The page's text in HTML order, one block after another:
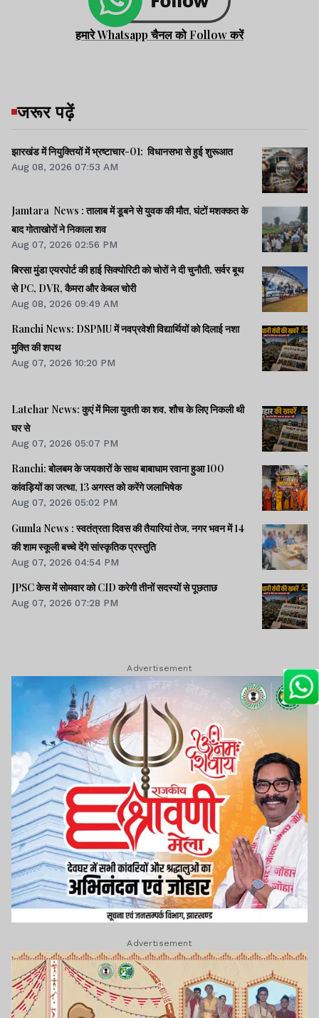
हमारे Whatsapp चैनल को Follow करें
जरूर पढ़ें
झारखंड में नियुक्तियों में भ्रष्टाचार-01: विधानसभा से हुई शुरूआत
Aug 08, 2026 07:53 AM
Jamtara News : तालाब में डूबने से युवक की मौत, घंटों मशक्कत के
बाद गोताखोरों ने निकाला शव
Aug 07, 2026 02:56 PM
बिरसा मुंडा एयरपोर्ट की हाई सिक्योरिटी को चोरों ने दी चुनौती, सर्वर बूथ
से PC, DVR, कैमरा और केबल चोरी
Aug 08, 2026 09:49 AM
Ranchi News: DSPMU में नवप्रवेशी विद्यार्थियों को दिलाई नशा
मुक्ति की शपथ
Aug 07, 2026 10:20 PM
Latehar News: कुएं में मिला युवती का शव, शौच के लिए निकली थी
घर से
Aug 07, 2026 05:07 PM
Ranchi: बोलबम के जयकारों के साथ बाबाधाम रवाना हुआ 100
कांवड़ियों का जत्था, 13 अगस्त को करेंगे जलाभिषेक
Aug 07, 2026 05:02 PM
Gumla News : स्वतंत्रता दिवस की तैयारियां तेज, नगर भवन में 14
की शाम स्कूली बच्चे देंगे सांस्कृतिक प्रस्तुति
Aug 07, 2026 04:54 PM
JPSC केस में सोमवार को CID करेगी तीनों सदस्यों से पूछताछ
Aug 07, 2026 07:28 PM
Advertisement
Advertisement